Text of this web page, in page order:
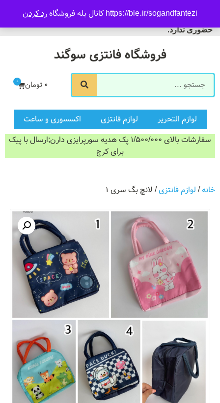
https://ble.ir/sogandfantezi کانال بله فروشگاه رد کردن
فروشگاه سوگند فروش
حضوری ندارد.
ورود/ثبت نام
فروشگاه فانتزی سوگند
0 تومان 0
لوازم التحریر لوازم فانتزی
اکسسوری و ساعت
سفارشات بالای 1/500/000 پک هدیه سورپرایزی دارن;ارسال با پیک
برای کرج
خانه/ لوازم فانتزی/ لانچ بگ سری ۱